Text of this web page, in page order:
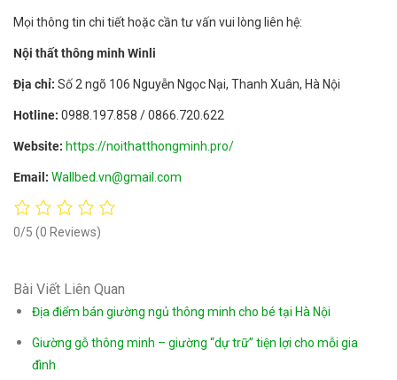
Mọi thông tin chi tiết hoặc cần tư vấn vui lòng liên hệ:
Nội thất thông minh Winli
Địa chỉ: Số 2 ngõ 106 Nguyễn Ngọc Nại, Thanh Xuân, Hà Nội
Hotline: 0988.197.858 / 0866.720.622
Website: https://noithatthongminh.pro/
Email: Wallbed.vn@gmail.com
0/5 (0 Reviews)
Bài Viết Liên Quan
Địa điểm bán giường ngủ thông minh cho bé tại Hà Nội
Giường gỗ thông minh – giường “dự trữ” tiện lợi cho mỗi gia
đình